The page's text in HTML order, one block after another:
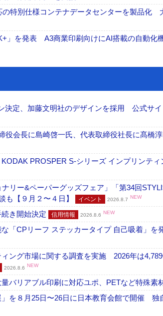
特別仕様コンテナデータセンターを製品化
」を発表 A3商業印刷向けにAI搭載の自動化
定、加藤文明社のデザインを採用 公式サ
会長に島崎啓一氏、代表取締役社長に髙橋
PROSPER S-シリーズ インプリンテ
リー&ペーパーグッズフェア」「第34回
も【９月２〜４日】
イベント 2026.8.7 NEW
き開始決定 信用情報 2026.8.6 NEW
「CPリーフ ステッカータイプ 自己吸着」
ング市場に関する調査を実施 2026年は
2026.8.6 NEW
バリアブル印刷に対応ユポ、PETなど特殊素
を８月25日〜26日に日本教育会館で開催 独